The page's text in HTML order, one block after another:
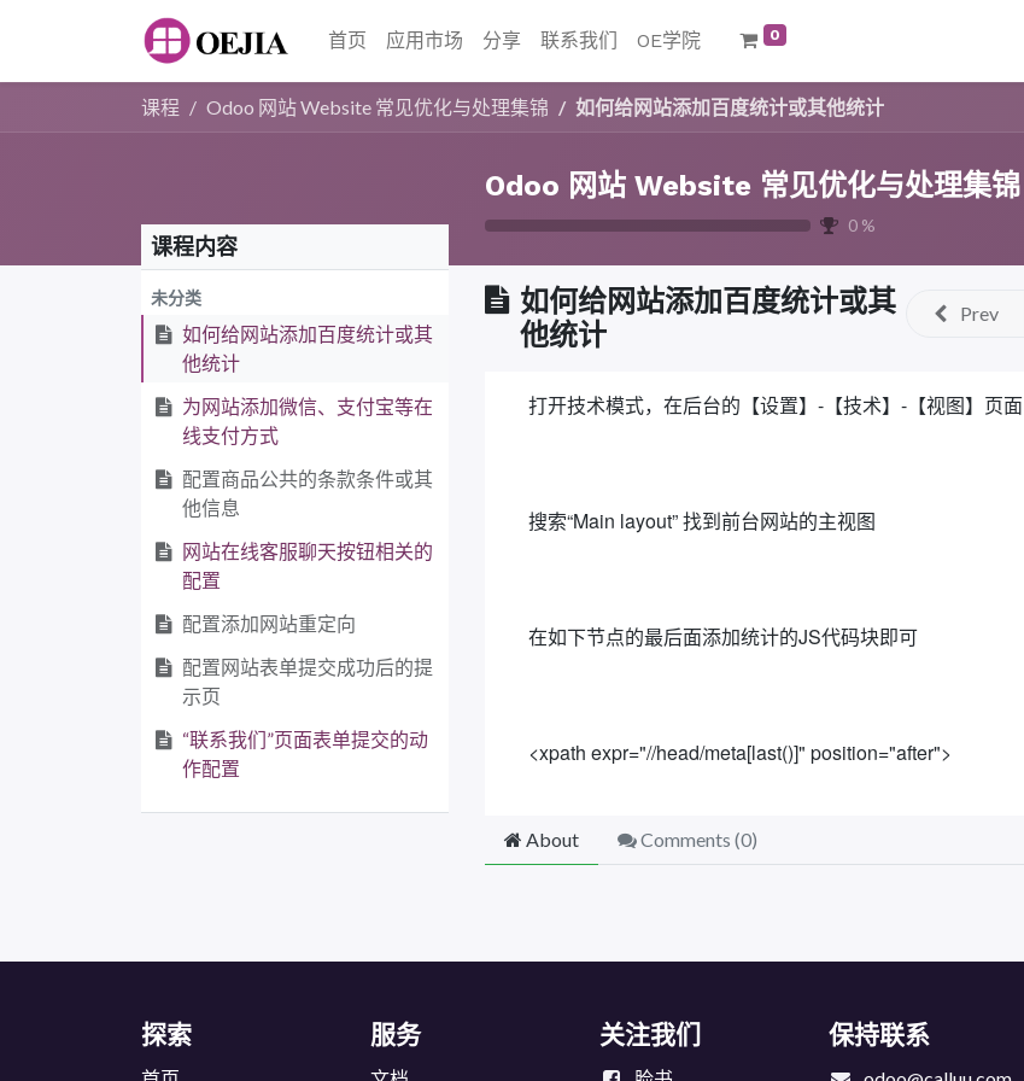
首页 应用市场 分享 联系我们 OE学院 0
课程 Odoo 网站 Website 常见优化与处理集锦 如何给网站添加百度统计或其他统计
Odoo 网站 Website 常见优化与处理集锦
0 %
课程内容
未分类
如何给网站添加百度统计或其
他统计
为网站添加微信、支付宝等在
线支付方式
配置商品公共的条款条件或其
他信息
网站在线客服聊天按钮相关的
配置
配置添加网站重定向
配置网站表单提交成功后的提
示页
“联系我们”页面表单提交的动
作配置
如何给网站添加百度统计或其
他统计
Prev
打开技术模式，在后台的【设置】-【技术】-【视图】页面
搜索“Main layout” 找到前台网站的主视图
在如下节点的最后面添加统计的JS代码块即可
<xpath expr="//head/meta[last()]" position="after">
About Comments (0)
探索 服务 关注我们 保持联系